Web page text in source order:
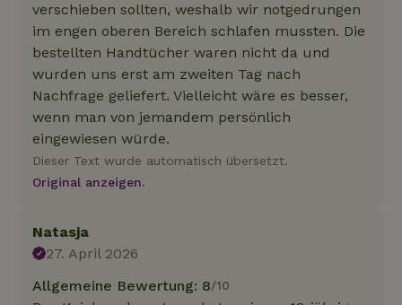
verschieben sollten, weshalb wir notgedrungen
im engen oberen Bereich schlafen mussten. Die
bestellten Handtücher waren nicht da und
wurden uns erst am zweiten Tag nach
Nachfrage geliefert. Vielleicht wäre es besser,
wenn man von jemandem persönlich
eingewiesen würde.
Dieser Text wurde automatisch übersetzt.
Original anzeigen.
Natasja
27. April 2026
Allgemeine Bewertung: 8/10